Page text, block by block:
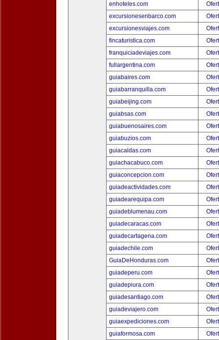
enhoteles.com
excursionesenbarco.com
excursionesviajes.com
fincaturistica.com
franquiciadeviajes.com
fullargentina.com
guiabaires.com
guiabarranquilla.com
guiabeijing.com
guiabsas.com
guiabuenosaires.com
guiabuzios.com
guiacaldas.com
guiachacabuco.com
guiaconcepcion.com
guiadeactividades.com
guiadearequipa.com
guiadeblumenau.com
guiadecaracas.com
guiadecartagena.com
guiadechile.com
GuiaDeHonduras.com
guiadeperu.com
guiadepiura.com
guiadesantiago.com
guiadeviajero.com
guiaexpediciones.com
guiaformosa.com